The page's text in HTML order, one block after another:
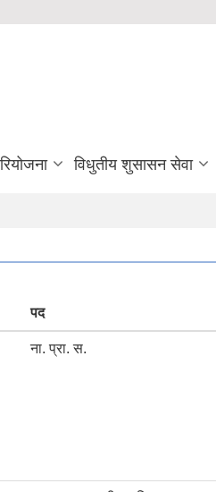
विधुतीय शुसासन सेवा
पद
ना. प्रा. स.